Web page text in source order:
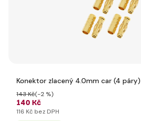
Konektor zlacený 4.0mm car (4 páry)
140 Kč
143 Kč(-2 %)
116 Kč bez DPH